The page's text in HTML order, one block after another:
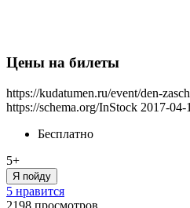
Цены на билеты
https://kudatumen.ru/event/den-
https://schema.org/InStock 2017-04-
Бесплатно
5+
Я пойду
5 нравится
2198 просмотров